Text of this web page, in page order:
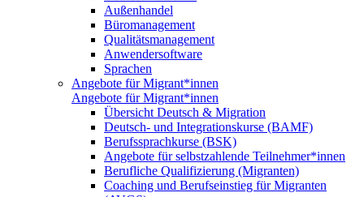
Außenhandel
Büromanagement
Qualitätsmanagement
Anwendersoftware
Sprachen
Angebote für Migrant*innen
Angebote für Migrant*innen
Übersicht Deutsch & Migration
Deutsch- und Integrationskurse (BAMF)
Berufssprachkurse (BSK)
Angebote für selbstzahlende Teilnehmer*innen
Berufliche Qualifizierung (Migranten)
Coaching und Berufseinstieg für Migranten